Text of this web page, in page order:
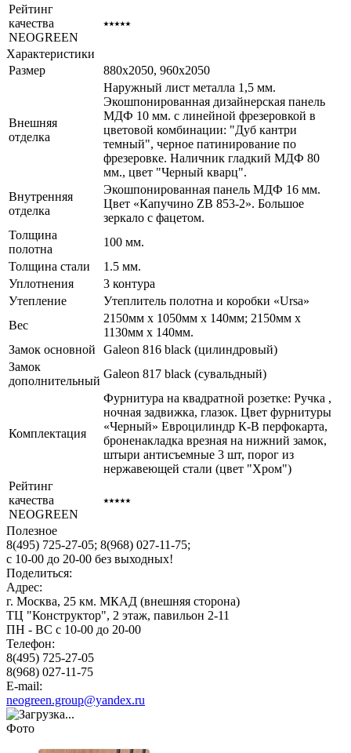
Рейтинг
качества
NEOGREEN
⭑⭑⭑⭑⭑
Характеристики
Размер
880x2050, 960x2050
Внешняя
отделка
Наружный лист металла 1,5 мм.
Экошпонированная дизайнерская панель
МДФ 10 мм. с линейной фрезеровкой в
цветовой комбинации: "Дуб кантри
темный", черное патинирование по
фрезеровке. Наличник гладкий МДФ 80
мм., цвет "Черный кварц".
Внутренняя
отделка
Экошпонированная панель МДФ 16 мм.
Цвет «Капучино ZB 853-2». Большое
зеркало с фацетом.
Толщина
полотна
100 мм.
Толщина стали
1.5 мм.
Уплотнения
3 контура
Утепление
Утеплитель полотна и коробки «Ursa»
Вес
2150мм х 1050мм х 140мм; 2150мм х
1130мм х 140мм.
Замок основной
Galeon 816 black (цилиндровый)
Замок
дополнительный
Galeon 817 black (сувальдный)
Комплектация
Фурнитура на квадратной розетке: Ручка ,
ночная задвижка, глазок. Цвет фурнитуры
«Черный» Евроцилиндр К-В перфокарта,
броненакладка врезная на нижний замок,
штыри антисъемные 3 шт, порог из
нержавеющей стали (цвет "Хром")
Рейтинг
качества
NEOGREEN
⭑⭑⭑⭑⭑
Полезное
8(495) 725-27-05; 8(968) 027-11-75;
с 10-00 до 20-00 без выходных!
Поделиться:
Адрес:
г. Москва, 25 км. МКАД (внешняя сторона)
ТЦ "Конструктор", 2 этаж, павильон 2-11
ПН - ВС с 10-00 до 20-00
Телефон:
8(495) 725-27-05
8(968) 027-11-75
E-mail:
neogreen.group@yandex.ru
Фото